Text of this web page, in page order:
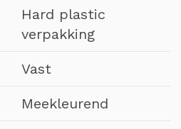
Hard plastic
verpakking
Vast
Meekleurend